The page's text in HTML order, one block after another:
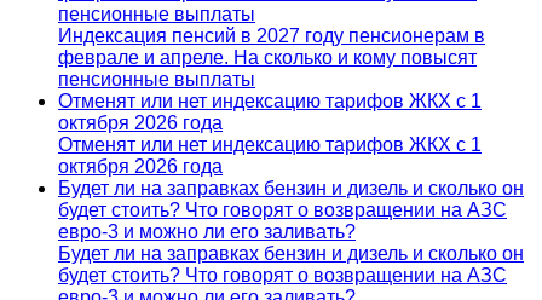
пенсионные выплаты
Индексация пенсий в 2027 году пенсионерам в
феврале и апреле. На сколько и кому повысят
пенсионные выплаты
Отменят или нет индексацию тарифов ЖКХ с 1
октября 2026 года
Отменят или нет индексацию тарифов ЖКХ с 1
октября 2026 года
Будет ли на заправках бензин и дизель и сколько он
будет стоить? Что говорят о возвращении на АЗС
евро-3 и можно ли его заливать?
Будет ли на заправках бензин и дизель и сколько он
будет стоить? Что говорят о возвращении на АЗС